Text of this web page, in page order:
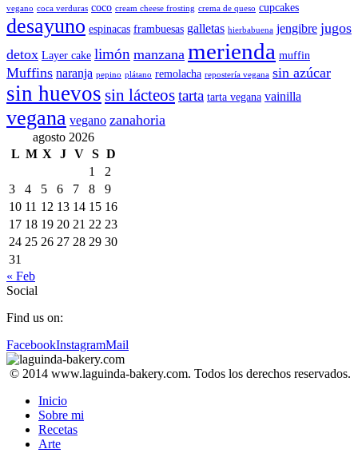
vegano coca verduras coco cream cheese frosting crema de queso cupcakes
desayuno espinacas frambuesas galletas hierbabuena jengibre jugos
detox Layer cake limón manzana merienda muffin
Muffins naranja pepino plátano remolacha repostería vegana sin azúcar
sin huevos sin lácteostarta tarta vegana vainilla
vegana vegano zanahoria
agosto 2026
L M X J V S D
1
2
3
4 5 6 7 8
9
10 11 12 13 14 15 16
17 18 19 20 21 22 23
24 25 26 27 28 29 30
31
« Feb
Social
Find us on:
FacebookInstagramMail
© 2014 www.laguinda-bakery.com. Todos los derechos reservados.
Inicio
Sobre mi
Recetas
Arte